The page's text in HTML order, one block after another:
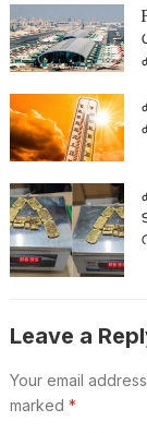
Leave a
Your email
marked *